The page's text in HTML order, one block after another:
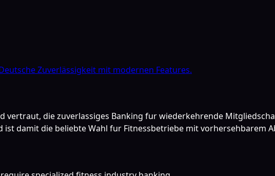
Zuverlässigkeit mit modernen Features.
vertraut, die zuverlassiges Banking fur wiederkehrende
damit die beliebte Wahl fur Fitnessbetriebe mit vorhersehbarem